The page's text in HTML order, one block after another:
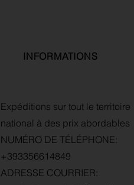
INFORMATIONS
Expéditions sur tout le territoire
national à des prix abordables
NUMÉRO DE TÉLÉPHONE:
+393356614849
ADRESSE COURRIER: